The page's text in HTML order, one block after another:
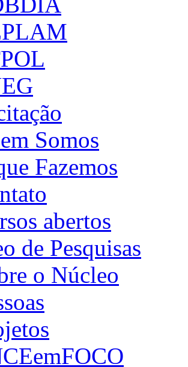
Somos
Fazemos
abertos
de Pesquisas
o Núcleo